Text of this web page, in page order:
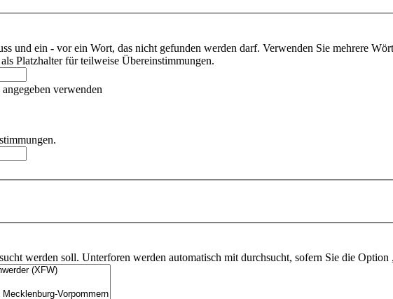
und ein - vor ein Wort, das nicht gefunden werden darf. Verwenden Sie mehrere
Platzhalter für teilweise Übereinstimmungen.
verwenden
werden soll. Unterforen werden automatisch mit durchsucht, sofern Sie die